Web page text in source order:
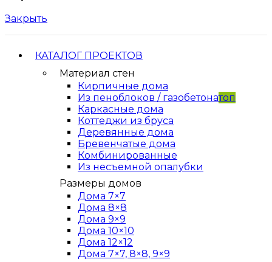
Закрыть
КАТАЛОГ ПРОЕКТОВ
Материал стен
Кирпичные дома
Из пеноблоков / газобетонатоп
Каркасные дома
Коттеджи из бруса
Деревянные дома
Бревенчатые дома
Комбинированные
Из несъемной опалубки
Размеры домов
Дома 7×7
Дома 8×8
Дома 9×9
Дома 10×10
Дома 12×12
Дома 7×7, 8×8, 9×9